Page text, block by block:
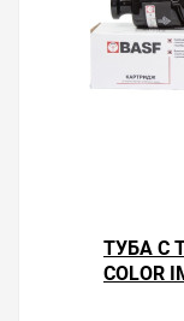
ТУБА С
COLOR